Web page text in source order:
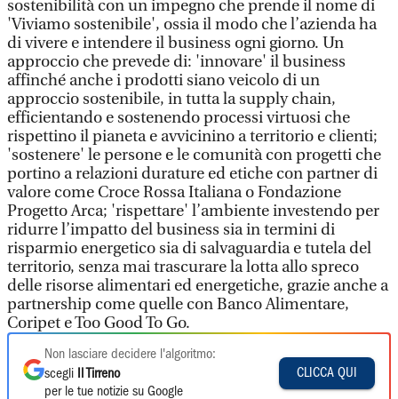
sostenibilità con un impegno che prende il nome di
'Viviamo sostenibile', ossia il modo che l’azienda ha
di vivere e intendere il business ogni giorno. Un
approccio che prevede di: 'innovare' il business
affinché anche i prodotti siano veicolo di un
approccio sostenibile, in tutta la supply chain,
efficientando e sostenendo processi virtuosi che
rispettino il pianeta e avvicinino a territorio e clienti;
'sostenere' le persone e le comunità con progetti che
portino a relazioni durature ed etiche con partner di
valore come Croce Rossa Italiana o Fondazione
Progetto Arca; 'rispettare' l’ambiente investendo per
ridurre l’impatto del business sia in termini di
risparmio energetico sia di salvaguardia e tutela del
territorio, senza mai trascurare la lotta allo spreco
delle risorse alimentari ed energetiche, grazie anche a
partnership come quelle con Banco Alimentare,
Coripet e Too Good To Go.
Non lasciare decidere l'algoritmo:
scegli
Il Tirreno
per le tue notizie su Google
CLICCA QUI